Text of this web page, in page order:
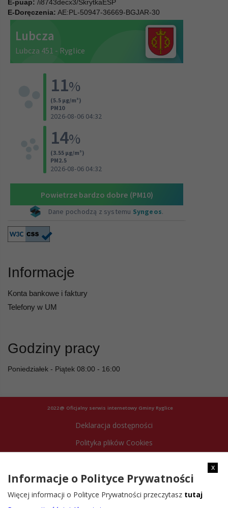
E-puap: /i8743decx3/SkrytkaESP
E-Doręczenia: AE:PL-50947-36669-BGJAR-30
Informacje
Konta bankowe i faktury
Telefony w UM
Godziny pracy
Poniedziałek - Piątek 08:00 - 16:00
2022@ Oficjalny serwis internetowy Gminy Ryglice
Deklaracja dostępności
Polityka plików Cookies
x
Informacje o Polityce Prywatności
Więcej informacji o Polityce Prywatności przeczytasz tutaj